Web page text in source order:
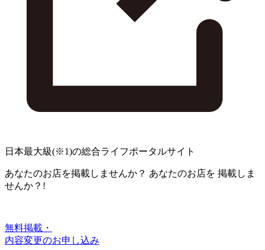
日本最大級(※1)の総合ライフポータルサイト
あなたのお店を掲載しませんか？ あなたのお店を 掲載しま
せんか？!
無料掲載・
内容変更のお申し込み